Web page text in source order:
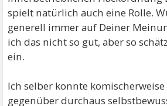
spielt natürlich auch eine Rolle.
generell immer auf Deiner
ich das nicht so gut, aber so
ein.
Ich selber konnte
gegenüber durchaus